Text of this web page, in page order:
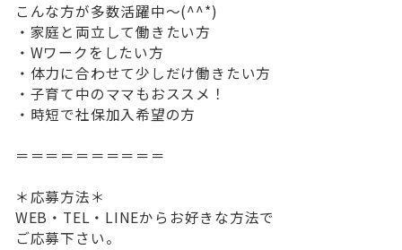
こんな方が多数活躍中～(^^*)
・家庭と両立して働きたい方
・Wワークをしたい方
・体力に合わせて少しだけ働きたい方
・子育て中のママもおススメ！
・時短で社保加入希望の方
＝＝＝＝＝＝＝＝＝＝
＊応募方法＊
WEB・TEL・LINEからお好きな方法で
ご応募下さい。